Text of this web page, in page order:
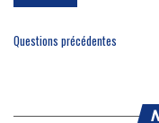
Questions précédentes